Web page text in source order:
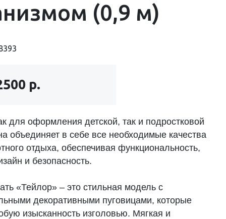
(0,9 м)
р.
для оформления детской, так и подростковой
объединяет в себе все необходимые качества
отдыха, обеспечивая функциональность,
и безопасность.
«Тейлор» – это стильная модель с
декоративными пуговицами, которые
изысканность изголовью. Мягкая и